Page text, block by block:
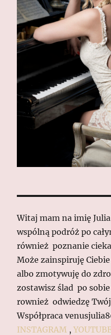
Witaj mam na imię
wspólną podróż po
również poznanie
Może zainspiruję
albo zmotywuję do
zostawisz ślad po
rownież odwiedzę
Współpraca
INSTAGRAM ,